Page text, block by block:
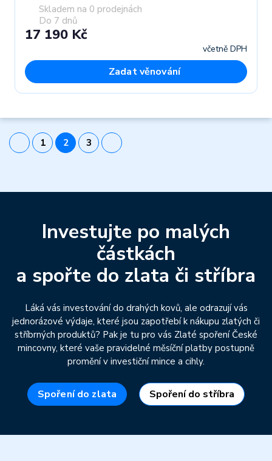
Skladem na 0 prodejnách
Do 7 dnů
17 190 Kč
včetně DPH
Zadat věnování
1 2 3
Investujte po malých
částkách
a spořte do zlata či stříbra
Láká vás investování do drahých kovů, ale odrazují vás
jednorázové výdaje, které jsou zapotřebí k nákupu zlatých či
stříbrných produktů? Pak je tu pro vás Zlaté spoření České
mincovny, které vaše pravidelné měsíční platby postupně
promění v investiční mince a cihly.
Spoření do zlata Spoření do stříbra